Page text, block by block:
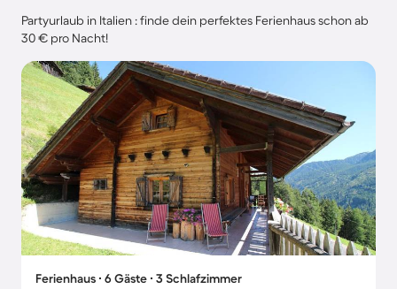
Partyurlaub in Italien : finde dein perfektes Ferienhaus schon ab
30 € pro Nacht!
Ferienhaus ∙ 6 Gäste ∙ 3 Schlafzimmer